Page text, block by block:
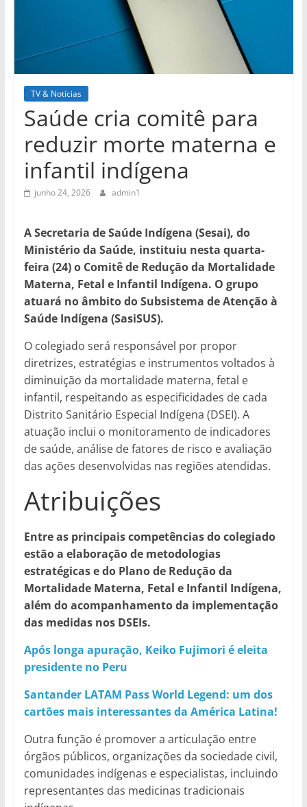
TV & Notícias
Saúde cria comitê para
reduzir morte materna e
infantil indígena
junho 24, 2026 admin1
A Secretaria de Saúde Indígena (Sesai), do
Ministério da Saúde, instituiu nesta quarta-
feira (24) o Comitê de Redução da Mortalidade
Materna, Fetal e Infantil Indígena. O grupo
atuará no âmbito do Subsistema de Atenção à
Saúde Indígena (SasiSUS).
O colegiado será responsável por propor
diretrizes, estratégias e instrumentos voltados à
diminuição da mortalidade materna, fetal e
infantil, respeitando as especificidades de cada
Distrito Sanitário Especial Indígena (DSEI). A
atuação inclui o monitoramento de indicadores
de saúde, análise de fatores de risco e avaliação
das ações desenvolvidas nas regiões atendidas.
Atribuições
Entre as principais competências do colegiado
estão a elaboração de metodologias
estratégicas e do Plano de Redução da
Mortalidade Materna, Fetal e Infantil Indígena,
além do acompanhamento da implementação
das medidas nos DSEIs.
Após longa apuração, Keiko Fujimori é eleita
presidente no Peru
Santander LATAM Pass World Legend: um dos
cartões mais interessantes da América Latina!
Outra função é promover a articulação entre
órgãos públicos, organizações da sociedade civil,
comunidades indígenas e especialistas, incluindo
representantes das medicinas tradicionais